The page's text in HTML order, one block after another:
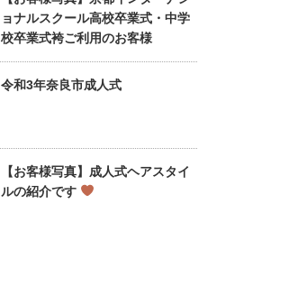
ョナルスクール高校卒業式・中学
校卒業式袴ご利用のお客様
令和3年奈良市成人式
【お客様写真】成人式ヘアスタイ
ルの紹介です